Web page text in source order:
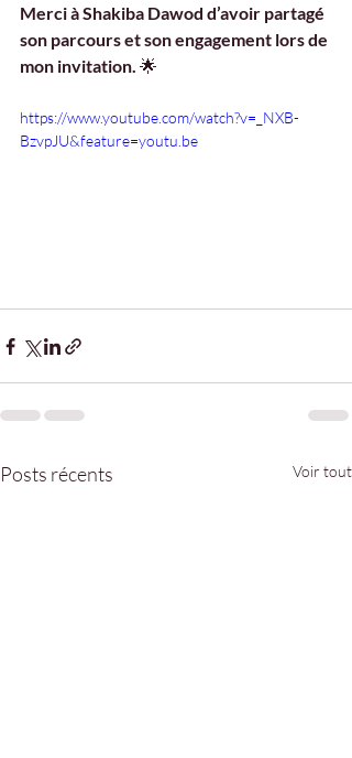
Merci à Shakiba Dawod d’avoir partagé
son parcours et son engagement lors de
mon invitation. 🌟
https://www.youtube.com/watch?v=_NXB-
BzvpJU&feature=youtu.be
Posts récents Voir tout